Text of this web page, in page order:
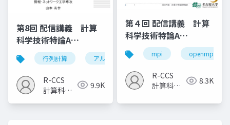
第8回 配信講義 計算
科学技術特論A
（2023）行列計算 アルゴリズム 計算科学技術
R-CCS
計算科学
9.9K
第４回 配信講義 計算
科学技術特論A
（2023）
mpi openmp
R-CCS
計算科学
室
8.3K